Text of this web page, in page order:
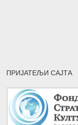
ПРИЈАТЕЉИ САЈТА